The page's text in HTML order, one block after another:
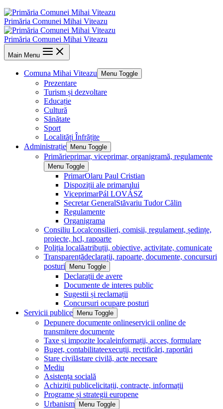
Primăria Comunei Mihai Viteazu
Primăria Comunei Mihai Viteazu
Main Menu
Comuna Mihai Viteazu Menu Toggle
Prezentare
Turism și dezvoltare
Educație
Cultură
Sănătate
Sport
Localități Înfrățite
Administrație
Menu Toggle
Primărieprimar, viceprimar, organigramă, regulamente
Menu Toggle
PrimarOlaru Paul Cristian
Dispoziții ale primarului
ViceprimarPál LOVÁSZ
Secretar GeneralStăvariu Tudor Călin
Regulamente
Organigrama
Consiliu Localconsilieri, comisii, regulament, ședințe,
proiecte, hcl, rapoarte
Poliția localăatribuții, obiective, activitate, comunicate
Transparențădeclarații, rapoarte, documente, concursuri
posturi
Menu Toggle
Declarații de avere
Documente de interes public
Sugestii și reclamații
Concursuri ocupare posturi
Servicii publice
Menu Toggle
Depunere documente onlineservicii online de
transmitere documente
Taxe și impozite localeinformații, acces, formulare
Buget, contabilitateexecuții, rectificări, raportări
Stare civilăstare civilă, acte necesare
Mediu
Asistența socială
Achiziții publicelicitații, contracte, informații
Programe și strategii europene
Urbanism
Menu Toggle